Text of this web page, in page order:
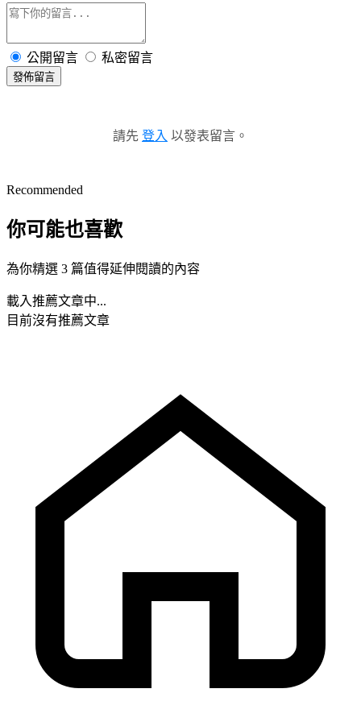
公開留言 私密留言
發佈留言
請先 登入 以發表留言。
Recommended
你可能也喜歡
為你精選 3 篇值得延伸閱讀的內容
載入推薦文章中...
目前沒有推薦文章